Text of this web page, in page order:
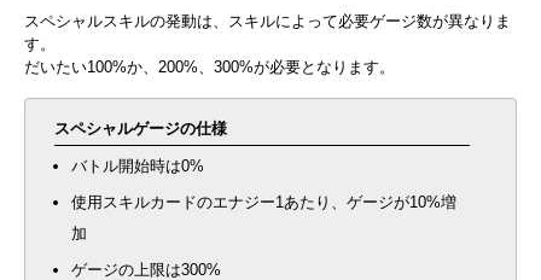
スペシャルスキルの発動は、スキルによって必要ゲージ数が異なりま
す。
だいたい100%か、200%、300%が必要となります。
スペシャルゲージの仕様
バトル開始時は0%
使用スキルカードのエナジー1あたり、ゲージが10%増
加
ゲージの上限は300%